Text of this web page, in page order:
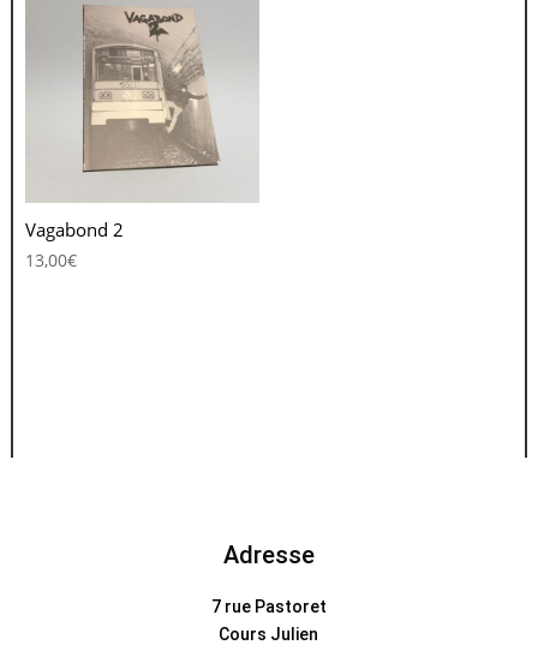
Vagabond 2
13,00€
Adresse
7 rue Pastoret
Cours Julien